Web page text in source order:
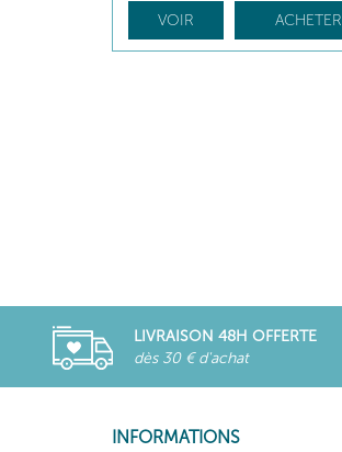
VOIR ACHETER
LIVRAISON 48H OFFERTE
dès 30 € d'achat
INFORMATIONS